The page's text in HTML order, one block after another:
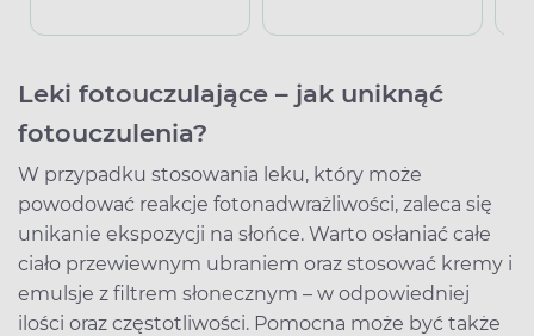
Leki fotouczulające – jak uniknąć
fotouczulenia?
W przypadku stosowania leku, który może
powodować reakcje fotonadwrażliwości, zaleca się
unikanie ekspozycji na słońce. Warto osłaniać całe
ciało przewiewnym ubraniem oraz stosować kremy i
emulsje z filtrem słonecznym – w odpowiedniej
ilości oraz częstotliwości. Pomocna może być także